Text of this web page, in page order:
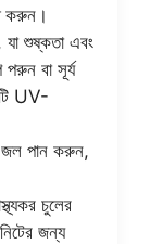
করুন।
যা শুষ্কতা এবং
পরুন বা সূর্য
UV-
জল পান করুন,
চুলের
জন্য